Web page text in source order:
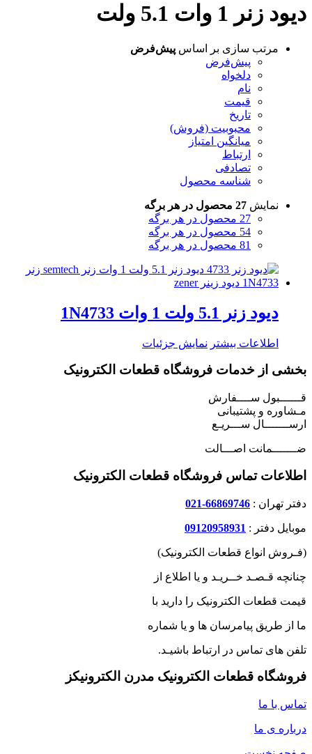
دیود زنر 1 وات 5.1 ولت
مرتب سازی بر اساس پیش‌فرض
پیش‌فرض
دلخواه
نام
قیمت
تاریخ
محبوبیت (فروش)
میانگین امتیاز
ارتباط
تصادفی
شناسه محصول
نمایش 27 محصول در هر برگه
27 محصول در هر برگه
54 محصول در هر برگه
81 محصول در هر برگه
دیود زنر 5.1 ولت 1 وات 1N4733
اطلاعات بیشتر نمایش جزئیات
بخشی از خدمات فروشگاه قطعات الکترونیک
قــــــبول ســــفارش
مـشاوره و پشتیبانی
ارســـــــال ســـریـع
ضـــــــمانت اصـــالت
اطلاعات تماس فروشگاه قطعات الکترونیک
دفتر تهران : 66869746-021
موبایل دفتر : 09120958931
(فـروش انواع قطعات الکترونیک)
چنانچه قـصـد خــریـد و یا اطلاع از
قیمت قطعات الکترونیک را دارید با
ما از طریق پیامرسان ها و یا شماره
تلفن های تماس در ارتباط باشیـد.
فروشگاه قطعات الکترونیک مدرن الکترونیکز
تماس با ما
درباره ی ما